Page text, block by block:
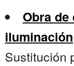
Obra
iluminación
Sustitución